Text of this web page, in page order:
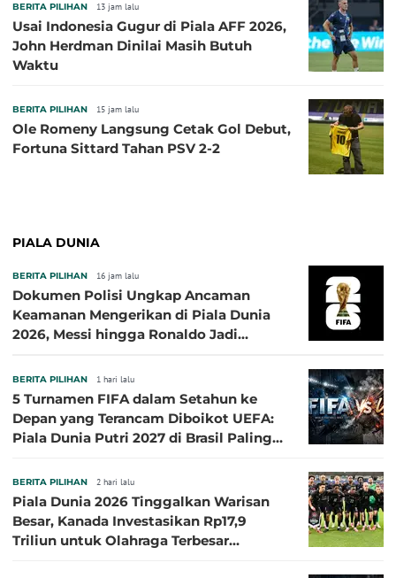
BERITA PILIHAN 13 jam lalu
Usai Indonesia Gugur di Piala AFF 2026,
John Herdman Dinilai Masih Butuh
Waktu
BERITA PILIHAN 15 jam lalu
Ole Romeny Langsung Cetak Gol Debut,
Fortuna Sittard Tahan PSV 2-2
PIALA DUNIA
BERITA PILIHAN 16 jam lalu
Dokumen Polisi Ungkap Ancaman
Keamanan Mengerikan di Piala Dunia
2026, Messi hingga Ronaldo Jadi
BERITA PILIHAN 1 hari lalu
5 Turnamen FIFA dalam Setahun ke
Depan yang Terancam Diboikot UEFA:
Piala Dunia Putri 2027 di Brasil Paling
BERITA PILIHAN 2 hari lalu
Piala Dunia 2026 Tinggalkan Warisan
Besar, Kanada Investasikan Rp17,9
Triliun untuk Olahraga Terbesar